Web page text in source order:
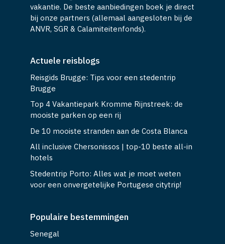
vakantie. De beste aanbiedingen boek je direct
bij onze partners (allemaal aangesloten bij de
ANVR, SGR & Calamiteitenfonds).
Actuele reisblogs
Reisgids Brugge: Tips voor een stedentrip
Brugge
Top 4 Vakantiepark Kromme Rijnstreek: de
mooiste parken op een rij
De 10 mooiste stranden aan de Costa Blanca
All inclusive Chersonissos | top-10 beste all-in
hotels
Stedentrip Porto: Alles wat je moet weten
voor een onvergetelijke Portugese citytrip!
Populaire bestemmingen
Senegal